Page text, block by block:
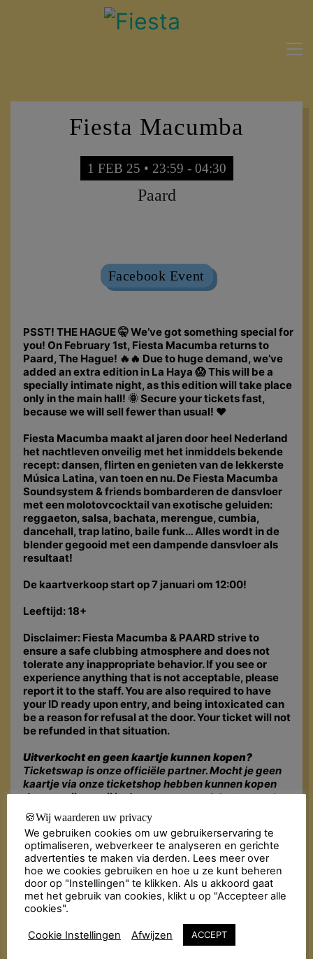
Fiesta Macumba
1 FEB 25 • 23:59 - 04:30
Paard
Facebook Event
PSST! THE HAGUE 🤫 We’ve got something special for
you! On February 1st, Fiesta Macumba returns to
Paard, The Hague! 🔥🔥 Due to huge demand, we’ve
added an extra edition in La Haya 😱 This will be a
specially intimate night, as this edition will take place
only in the main hall! 🌞 Secure your tickets fast,
because we will sell fewer than usual! ❤️
Fiesta Macumba maakt al jaren door heel Nederland
het nachtleven onveilig met het inmiddels bekende
recept: dansen, flirten en genieten van de lekkerste
Música Latina, van toen en nu. De Fiesta Macumba
Soundsystem & friends bombarderen de dansvloer
met een molotovcocktail van exotische geluiden:
reggaeton, salsa, bachata, merengue, cumbia,
dancehall, trap latino, baile funk… Alles wordt in de
blender gegooid met een dampende dansvloer als
resultaat!
De kaartverkoop start op 7 januari om 12:00!
Leeftijd: 18+
Disclaimer: Fiesta Macumba & PAARD strive to
ensure a safe clubbing atmosphere and does not
tolerate any inappropriate behavior. If you see or
experience anything that is not acceptable, please
report it to the staff. You are also required to have
your ID ready upon entry, and being intoxicated can
be a reason for refusal at the door. Your ticket will not
be refunded in that situation.
Uitverkocht en geen kaartje kunnen kopen?
Ticketswap is onze officiële partner. Mocht je geen
kaartje via onze ticketshop hebben kunnen kopen
dan verwijzen wij je door naarwww.ticketswap.nl.
Ticketswap is een veilige en gemakkelijke app voor
fans om tickets te kopen en te verkopen.
🍪Wij waarderen uw privacy
We gebruiken cookies om uw gebruikerservaring te
optimaliseren, webverkeer te analyseren en gerichte
advertenties te maken via derden. Lees meer over
hoe we cookies gebruiken en hoe u ze kunt beheren
door op "Instellingen" te klikken. Als u akkoord gaat
met het gebruik van cookies, klikt u op "Accepteer alle
cookies".
Cookie Instellingen Afwijzen ACCEPT